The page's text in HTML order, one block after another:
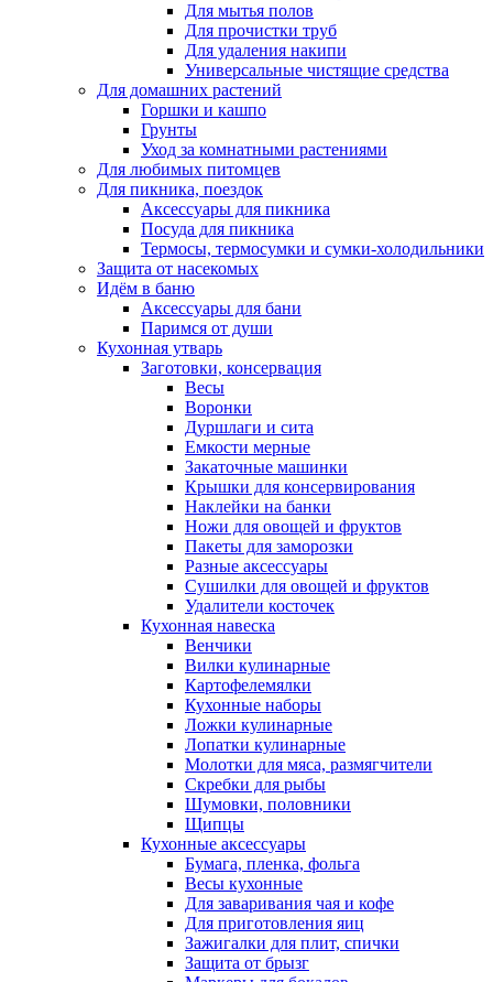
Для мытья полов
Для прочистки труб
Для удаления накипи
Универсальные чистящие средства
Для домашних растений
Горшки и кашпо
Грунты
Уход за комнатными растениями
Для любимых питомцев
Для пикника, поездок
Аксессуары для пикника
Посуда для пикника
Термосы, термосумки и сумки-холодильники
Защита от насекомых
Идём в баню
Аксессуары для бани
Паримся от души
Кухонная утварь
Заготовки, консервация
Весы
Воронки
Дуршлаги и сита
Емкости мерные
Закаточные машинки
Крышки для консервирования
Наклейки на банки
Ножи для овощей и фруктов
Пакеты для заморозки
Разные аксессуары
Сушилки для овощей и фруктов
Удалители косточек
Кухонная навеска
Венчики
Вилки кулинарные
Картофелемялки
Кухонные наборы
Ложки кулинарные
Лопатки кулинарные
Молотки для мяса, размягчители
Скребки для рыбы
Шумовки, половники
Щипцы
Кухонные аксессуары
Бумага, пленка, фольга
Весы кухонные
Для заваривания чая и кофе
Для приготовления яиц
Зажигалки для плит, спички
Защита от брызг